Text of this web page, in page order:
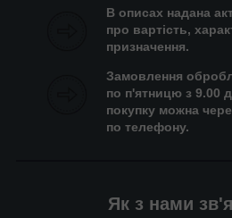
В описах надана
про вартість,
призначення.
Замовлення
по п'ятницю з 9.00
покупку можна
по телефону.
Як з нами